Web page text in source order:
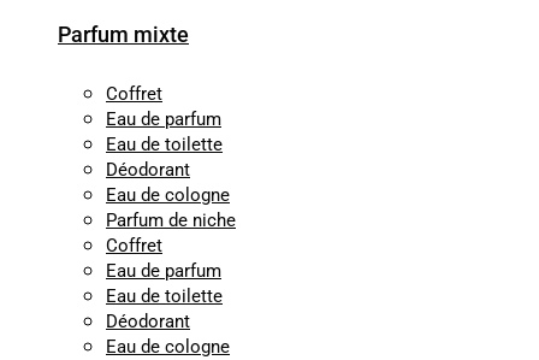
Parfum mixte
Coffret
Eau de parfum
Eau de toilette
Déodorant
Eau de cologne
Parfum de niche
Coffret
Eau de parfum
Eau de toilette
Déodorant
Eau de cologne